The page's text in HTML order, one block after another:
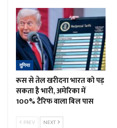
दुनिया
रूस से तेल खरीदना भारत को पड़
सकता है भारी, अमेरिका में
100% टैरिफ वाला बिल पास
PREV NEXT